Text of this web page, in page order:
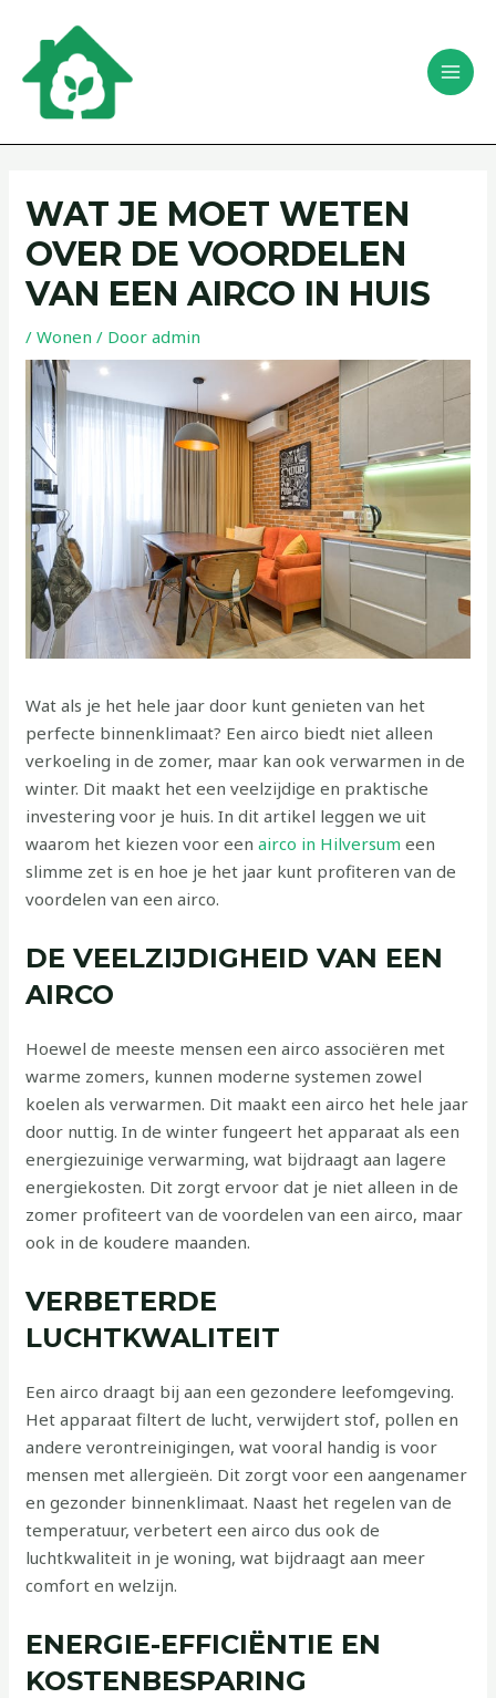
inhoud
Zoeken
WAT JE MOET WETEN
OVER DE VOORDELEN
VAN EEN AIRCO IN HUIS
/Wonen / Dooradmin
Wat als je het hele jaar door kunt genieten van het
perfecte binnenklimaat? Een airco biedt niet alleen
verkoeling in de zomer, maar kan ook verwarmen in de
winter. Dit maakt het een veelzijdige en praktische
investering voor je huis. In dit artikel leggen we uit
waarom het kiezen voor eenairco in Hilversum een
slimme zet is en hoe je het jaar kunt profiteren van de
voordelen van een airco.
DE VEELZIJDIGHEID VAN EEN
AIRCO
Hoewel de meeste mensen een airco associëren met
warme zomers, kunnen moderne systemen zowel
koelen als verwarmen. Dit maakt een airco het hele jaar
door nuttig. In de winter fungeert het apparaat als een
energiezuinige verwarming, wat bijdraagt aan lagere
energiekosten. Dit zorgt ervoor dat je niet alleen in de
zomer profiteert van de voordelen van een airco, maar
ook in de koudere maanden.
VERBETERDE
LUCHTKWALITEIT
Een airco draagt bij aan een gezondere leefomgeving.
Het apparaat filtert de lucht, verwijdert stof, pollen en
andere verontreinigingen, wat vooral handig is voor
mensen met allergieën. Dit zorgt voor een aangenamer
en gezonder binnenklimaat. Naast het regelen van de
temperatuur, verbetert een airco dus ook de
luchtkwaliteit in je woning, wat bijdraagt aan meer
comfort en welzijn.
ENERGIE-EFFICIËNTIE EN
KOSTENBESPARING
navigatie